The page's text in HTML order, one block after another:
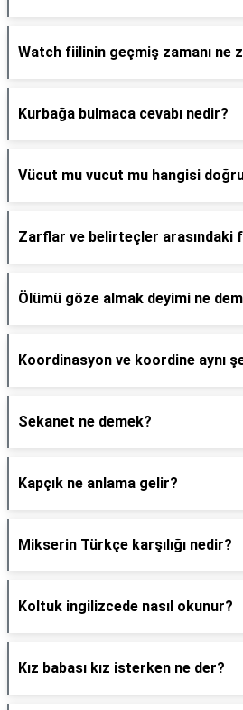
Watch fiilinin geçmiş zamanı ne
Kurbağa bulmaca cevabı nedir?
Vücut mu vucut mu hangisi
Zarflar ve belirteçler arasındaki
Ölümü göze almak deyimi ne
Koordinasyon ve koordine aynı
Sekanet ne demek?
Kapçık ne anlama gelir?
Mikserin Türkçe karşılığı nedir?
Koltuk ingilizcede nasıl okunur?
Kız babası kız isterken ne der?